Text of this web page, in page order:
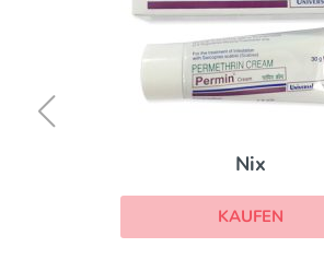
Nix
KAUFEN